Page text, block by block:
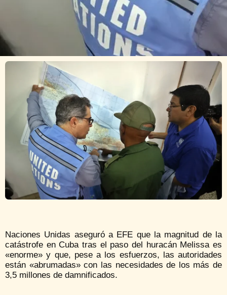
Naciones Unidas aseguró a EFE que la magnitud de la
catástrofe en Cuba tras el paso del huracán Melissa es
«enorme» y que, pese a los esfuerzos, las autoridades
están «abrumadas» con las necesidades de los más de
3,5 millones de damnificados.